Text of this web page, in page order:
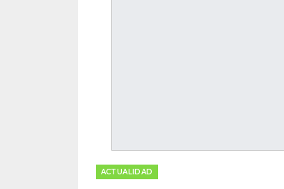
ACTUALIDAD